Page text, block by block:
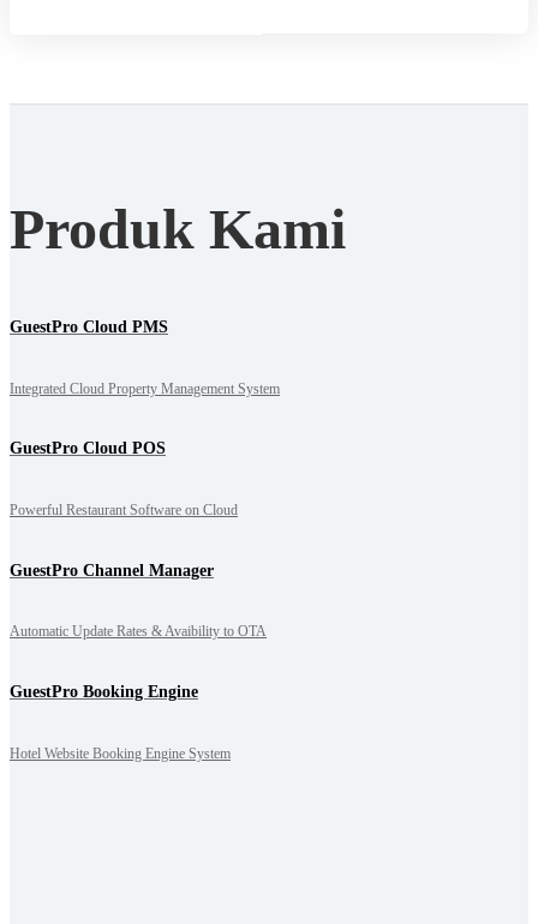
Produk Kami
GuestPro Cloud PMS
Integrated Cloud Property Management System
GuestPro Cloud POS
Powerful Restaurant Software on Cloud
GuestPro Channel Manager
Automatic Update Rates & Avaibility to OTA
GuestPro Booking Engine
Hotel Website Booking Engine System